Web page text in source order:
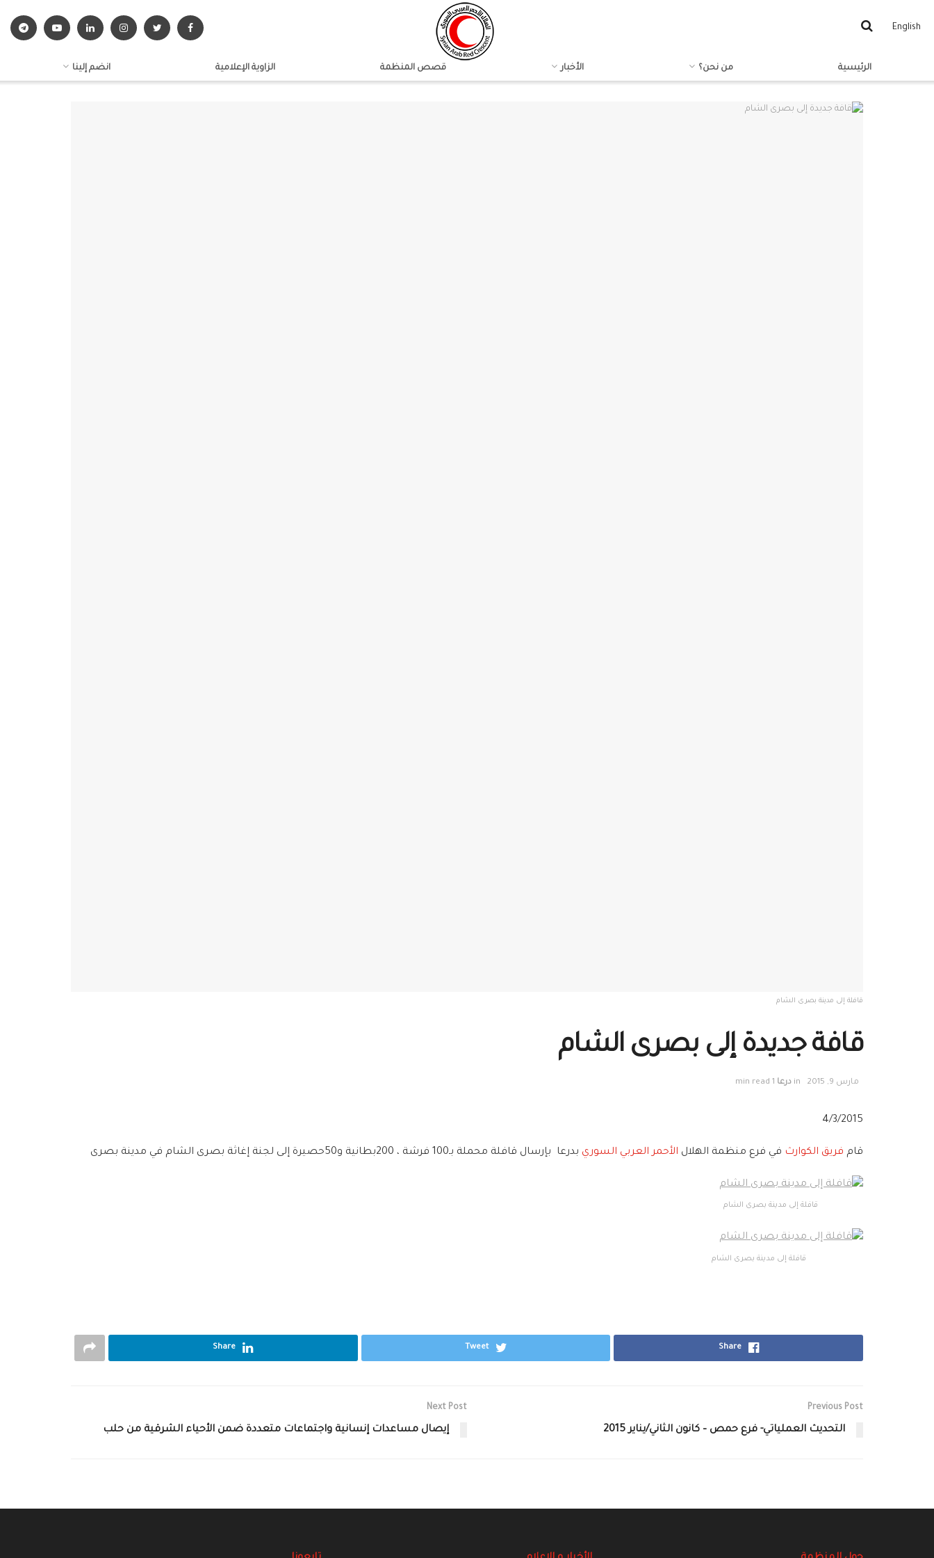
English
الرئيسية من نحن؟ الأخبار قصص المنظمة الزاوية الإعلامية انضم إلينا
قافلة إلى مدينة بصرى الشام
قافة جديدة إلى بصرى الشام
مارس 9, 2015 in درعا 1 min read
4/3/2015
قام فريق الكوارث‬ في فرع منظمة الهلال الأحمر العربي السوري‬ بدرعا بإرسال قافلة محملة بـ100 فرشة ، 200بطانية و50حصيرة إلى لجنة إغاثة بصرى الشام في مدينة بصرى
قافلة إلى مدينة بصرى الشام
قافلة إلى مدينة بصرى الشام
Share
Tweet
Share
Previous Post
التحديث العملياتي- فرع حمص – كانون الثاني/يناير 2015
Next Post
إيصال مساعدات إنسانية واجتماعات متعددة ضمن الأحياء الشرقية من حلب